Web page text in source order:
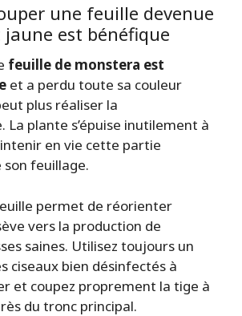
une feuille devenue
est bénéfique
feuille de monstera est
et a perdu toute sa couleur
plus réaliser la
La plante s’épuise inutilement à
en vie cette partie
son feuillage.
permet de réorienter
vers la production de
saines. Utilisez toujours un
ciseaux bien désinfectés à
et coupez proprement la tige à
du tronc principal.